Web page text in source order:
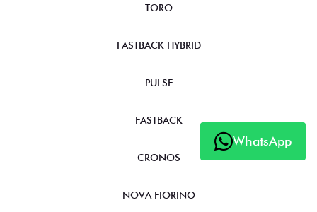
WhatsApp
TORO
FASTBACK HYBRID
PULSE
FASTBACK
CRONOS
NOVA FIORINO